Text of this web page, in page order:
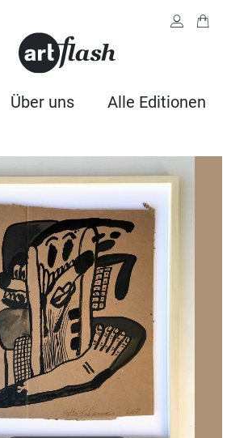
Über uns Alle Editionen